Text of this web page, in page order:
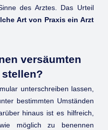
des Arztes. Das Urteil
Art von Praxis ein Arzt
versäumten
unterschreiben lassen,
bestimmten Umständen
hinaus ist es hilfreich,
möglich zu benennen